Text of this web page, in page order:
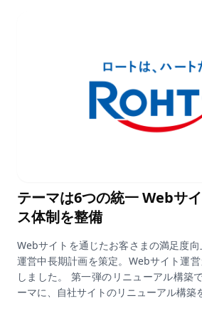
テーマは6つの統一Webサ
ス体制を整備
Webサイトを通じたお客さまの満足度
運営中長期計画を策定。Webサイト運
しました。 第一弾のリニューアル構築
ーマに、自社サイトのリニューアル構築